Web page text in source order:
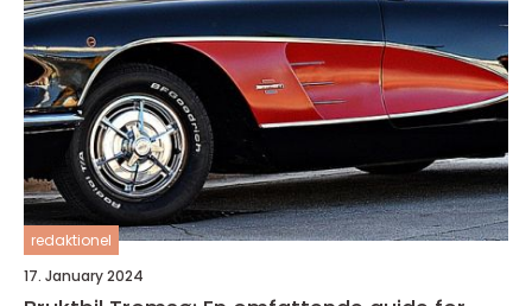
redaktionel
17. January 2024